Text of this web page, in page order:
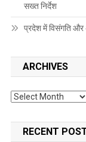
सख्त निर्देश
प्रदेश में विसंगति और
ARCHIVES
Archives
RECENT